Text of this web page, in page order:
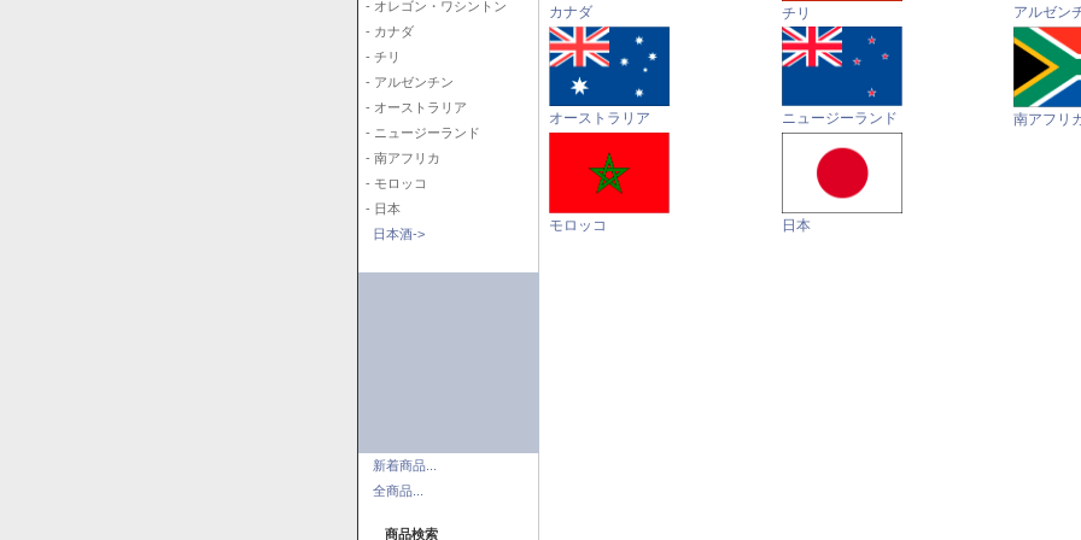
- オレゴン・ワシントン
- カナダ
- チリ
- アルゼンチン
- オーストラリア
- ニュージーランド
- 南アフリカ
- モロッコ
- 日本
日本酒->
新着商品...
全商品...
商品検索
カナダ チリ アルゼン
オーストラリア ニュージーランド 南アフリ
モロッコ 日本